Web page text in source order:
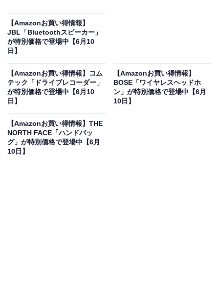
※本記事で紹介している商品の購入やサービスの利用により、売上の一部が
オールアバウトに還元されることがあります。
Boseの「ワイヤレスイヤホン」が限定価格に！
9％オフで登場
【Amazonお買い得情報】
JBL「Bluetoothスピーカー」
が特別価格で登場中【6月10
日】
【Amazonお買い得情報】コム
テック「ドライブレコーダー」
が特別価格で登場中【6月10
日】
【Amazonお買い得情報】
BOSE「ワイヤレスヘッドホ
ン」が特別価格で登場中【6月
10日】
【Amazonお買い得情報】THE
NORTH FACE「ハンドバッ
グ」が特別価格で登場中【6月
10日】